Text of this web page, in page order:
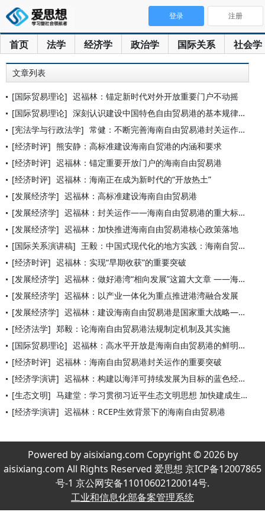
首页 法学 经济学 政治学 国际关系 社会学
登录 注册
文章列表
[国际贸易理论] 迟福林：锚定新时代对外开放重要门户不动摇
[国际贸易理论] 深刻认识建设中国特色自由贸易港的基本规律和时代价值
[宪法学与行政法学] 常健：不断完善海南自由贸易港封关运作的法规体系
[经济时评] 熊安静：高标准建设海南自贸港的内涵和要求
[经济时评] 迟福林：锚定重要开放门户的海南自由贸易港
[经济时评] 迟福林：海南正在成为新时代的“开放热土”
[发展经济学] 迟福林：高标准建设海南自由贸易港
[发展经济学] 迟福林：封关运作——海南自由贸易港的重大标志性工程
[发展经济学] 迟福林：加快推进海南自由贸易港核心政策落地
[国际关系演讲稿] 王毅：中国式现代化的地方实践：海南自贸港 新时代 新使命 新
[经济时评] 迟福林：实现“早期收获”的重要突破
[发展经济学] 迟福林：做好港湾“相向发展”这篇大文章 ——海南自由贸易港与
[发展经济学] 迟福林：以产业一体化为重点推进港湾融合发展
[发展经济学] 迟福林：建设海南自由贸易港是国家重大战略——跳出海南看海南
[经济法学] 郑毅：论海南自由贸易港法规制定机制及其实施
[国际贸易理论] 迟福林：高水平开放是海南自由贸易港的鲜明旗帜
[经济时评] 迟福林：海南自由贸易港封关运作的重要突破
[经济学演讲] 迟福林：构建以海洋可持续发展为目标的蓝色经济伙伴关系
[生态文明] 马建堂：学习贯彻习近平生态文明思想 加快建成生态环境世界一流
[经济学演讲] 迟福林：RCEP生效背景下的海南自由贸易港
Powered by aisixiang.com Copyright © 2026 by
aisixiang.com All Rights Reserved 爱思想 京ICP备12007865
号-1 京公网安备11010602120014号.
工业和信息化部备案管理系统